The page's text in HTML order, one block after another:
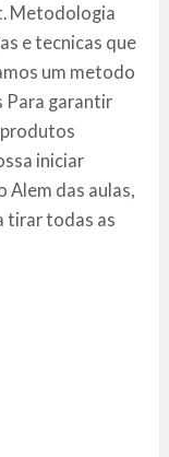
Metodologia
e tecnicas que
um metodo
Para garantir
iniciar
Alem das aulas,
tirar todas as